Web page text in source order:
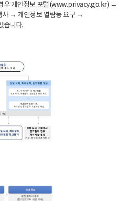
우 개인정보 포털(www.privacy.go.kr) →
사 → 개인정보 열람등 요구 →
습니다.